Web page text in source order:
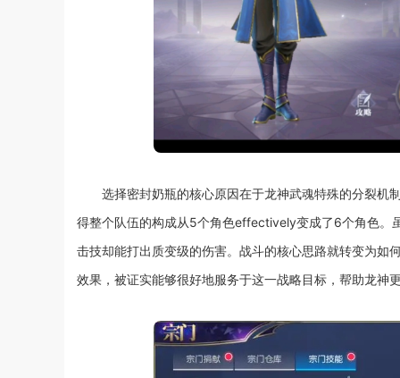
选择密封奶瓶的核心原因在于龙神武魂特殊的分裂机
得整个队伍的构成从5个角色effectively变成了6个角色。
击技却能打出质变级的伤害。战斗的核心思路就转变为如
效果，被证实能够很好地服务于这一战略目标，帮助龙神